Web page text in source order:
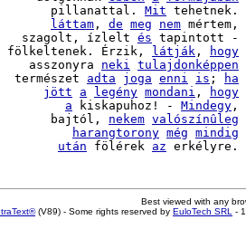
|       pillanattal. Mit tehetnek.
láttam , de meg nem mértem,
|   szagolt, ízlelt és tapintott -
| fölkeltenek. Érzik, látják ,
hogy
|    asszonyra neki tulajdonképpen
|  természet adta joga enni is ;
ha
jött a legény mondani ,
hogy
a kiskapuhoz! - Mindegy ,
|       bajtól, nekem valószínûleg
harangtorony még mindig
után fölérek az erkélyre.
Best viewed with any
(V89) - Some rights reserved by EuloTech SRL -